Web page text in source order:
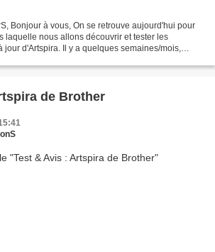
Bonjour à vous, On se retrouve aujourd'hui pour
laquelle nous allons découvrir et tester les
jour d'Artspira. Il y a quelques semaines/mois,
de Brother